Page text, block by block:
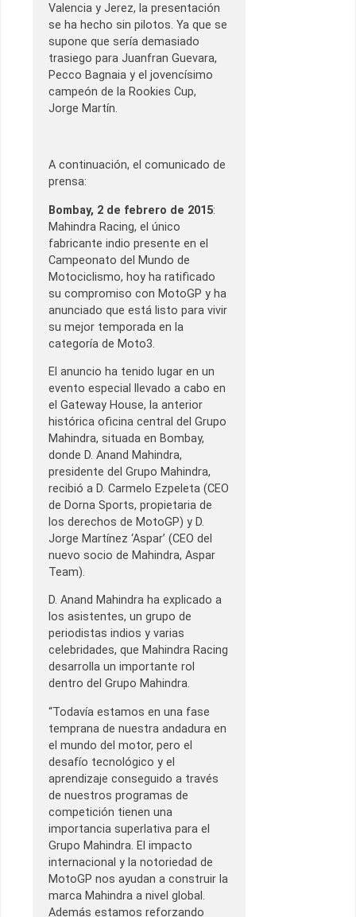
Valencia y Jerez, la presentación
se ha hecho sin pilotos. Ya que se
supone que sería demasiado
trasiego para Juanfran Guevara,
Pecco Bagnaia y el jovencísimo
campeón de la Rookies Cup,
Jorge Martín.
A continuación, el comunicado de
prensa:
Bombay, 2 de febrero de 2015:
Mahindra Racing, el único
fabricante indio presente en el
Campeonato del Mundo de
Motociclismo, hoy ha ratificado
su compromiso con MotoGP y ha
anunciado que está listo para vivir
su mejor temporada en la
categoría de Moto3.
El anuncio ha tenido lugar en un
evento especial llevado a cabo en
el Gateway House, la anterior
histórica oficina central del Grupo
Mahindra, situada en Bombay,
donde D. Anand Mahindra,
presidente del Grupo Mahindra,
recibió a D. Carmelo Ezpeleta (CEO
de Dorna Sports, propietaria de
los derechos de MotoGP) y D.
Jorge Martínez ‘Aspar’ (CEO del
nuevo socio de Mahindra, Aspar
Team).
D. Anand Mahindra ha explicado a
los asistentes, un grupo de
periodistas indios y varias
celebridades, que Mahindra Racing
desarrolla un importante rol
dentro del Grupo Mahindra.
“Todavía estamos en una fase
temprana de nuestra andadura en
el mundo del motor, pero el
desafío tecnológico y el
aprendizaje conseguido a través
de nuestros programas de
competición tienen una
importancia superlativa para el
Grupo Mahindra. El impacto
internacional y la notoriedad de
MotoGP nos ayudan a construir la
marca Mahindra a nivel global.
Además estamos reforzando